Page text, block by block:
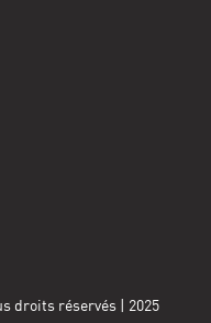
droits réservés | 2025